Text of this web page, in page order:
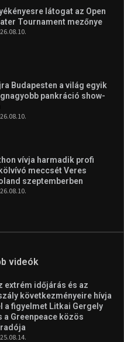
látogat az Open
Tournament mezőnye
Budapesten a világ egyik
pankráció show-
vívja harmadik profi
meccsét Veres
szeptemberben
videók
extrém időjárás és az
következményeire hívja
a figyelmet Litkai Gergely
a Greenpeace közös